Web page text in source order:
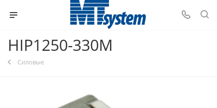
HIP1250-330M
Силовые